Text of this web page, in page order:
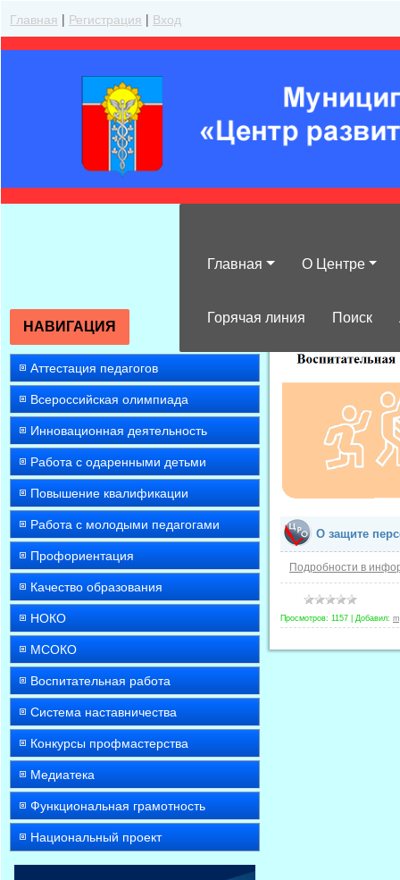
Главная | Регистрация | Вход
Главная О Центре
Горячая линия Поиск
НАВИГАЦИЯ
Аттестация педагогов
Всероссийская олимпиада
Инновационная деятельность
Работа с одаренными детьми
Повышение квалификации
Работа с молодыми педагогами
Профориентация
Качество образования
НОКО
МСОКО
Воспитательная работа
Система наставничества
Конкурсы профмастерства
Медиатека
Функциональная грамотность
Национальный проект
О защите
Подробности в
Просмотров: 1157 Добавил: